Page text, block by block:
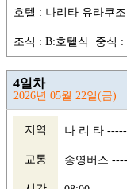
호텔 : 나리타 유라쿠
조식 : B:호텔식 중식
4일차
2026년 05월 22일(금)
지역 나 리 타
교통 송영버스